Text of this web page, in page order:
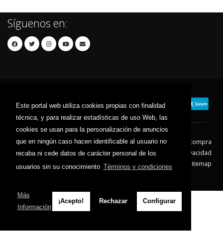
Este portal web utiliza cookies propias con finalidad
técnica, y para realizar estadísticas de uso Web, las
cookies se usan para la personalización de anuncios
que en ningún caso hacen identificable al usuario no
recaba ni cede datos de carácter personal de los
usuarios sin su conocimiento Términos y condiciones
Más
Información
¡Acepto! Rechazar Configurar
Síguenos en:
Contacto Aviso Legal
Condiciones de compra
Política de envíos
Política de devolución
Política de Privacidad
Política de Cookies
Sitemap